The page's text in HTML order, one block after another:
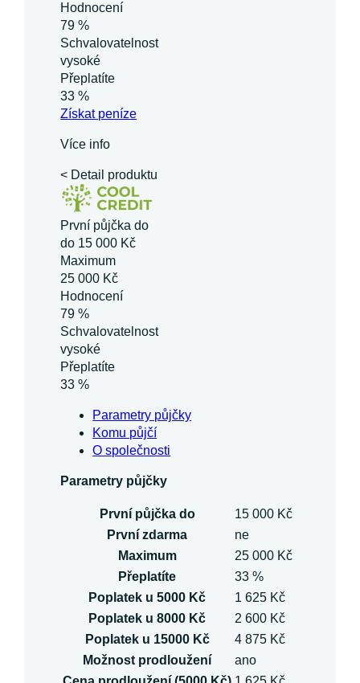
Hodnocení
79 %
Schvalovatelnost
vysoké
Přeplatíte
33 %
Získatpeníze
Více info
< Detail produktu
První půjčka do
do 15 000 Kč
Maximum
25 000 Kč
Hodnocení
79 %
Schvalovatelnost
vysoké
Přeplatíte
33 %
Parametry půjčky
Komu půjčí
O společnosti
Parametry půjčky
První půjčka do
15 000 Kč
První zdarma
ne
Maximum
25 000 Kč
Přeplatíte
33 %
Poplatek u 5000 Kč
1 625 Kč
Poplatek u 8000 Kč
2 600 Kč
Poplatek u 15000 Kč
4 875 Kč
Možnost prodloužení
ano